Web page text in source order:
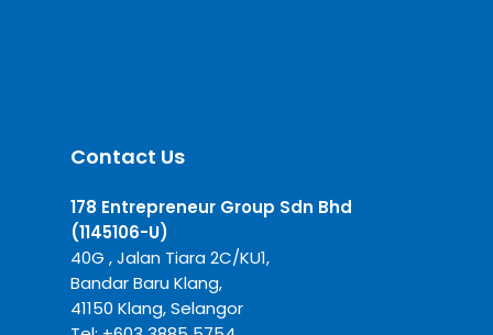
Contact Us
178 Entrepreneur Group Sdn Bhd
(1145106-U)
40G , Jalan Tiara 2C/KU1,
Bandar Baru Klang,
41150 Klang, Selangor